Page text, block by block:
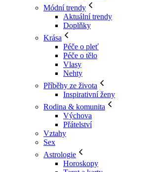
Módní trendy
Aktuální trendy
Doplňky
Krása
Péče o pleť
Péče o tělo
Vlasy
Nehty
Příběhy ze života
Inspirativní ženy
Rodina & komunita
Výchova
Přátelství
Vztahy
Sex
Astrologie
Horoskopy